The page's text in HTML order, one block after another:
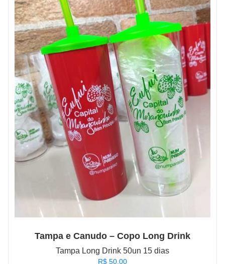
Tampa e Canudo – Copo Long Drink
Tampa Long Drink 50un 15 dias
R$ 50,00